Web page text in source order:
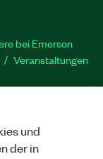
bei Emerson
Veranstaltungen
Feedback
und
der in